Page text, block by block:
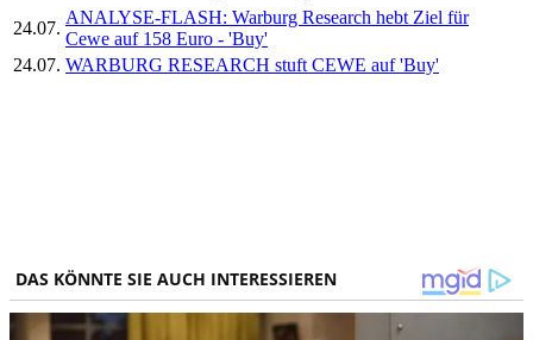
24.07.
ANALYSE-FLASH: Warburg Research hebt Ziel für
Cewe auf 158 Euro - 'Buy'
24.07. WARBURG RESEARCH stuft CEWE auf 'Buy'